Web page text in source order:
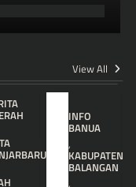
View All
INFO
BANUA
,
KABUPATEN
BALANGAN
,